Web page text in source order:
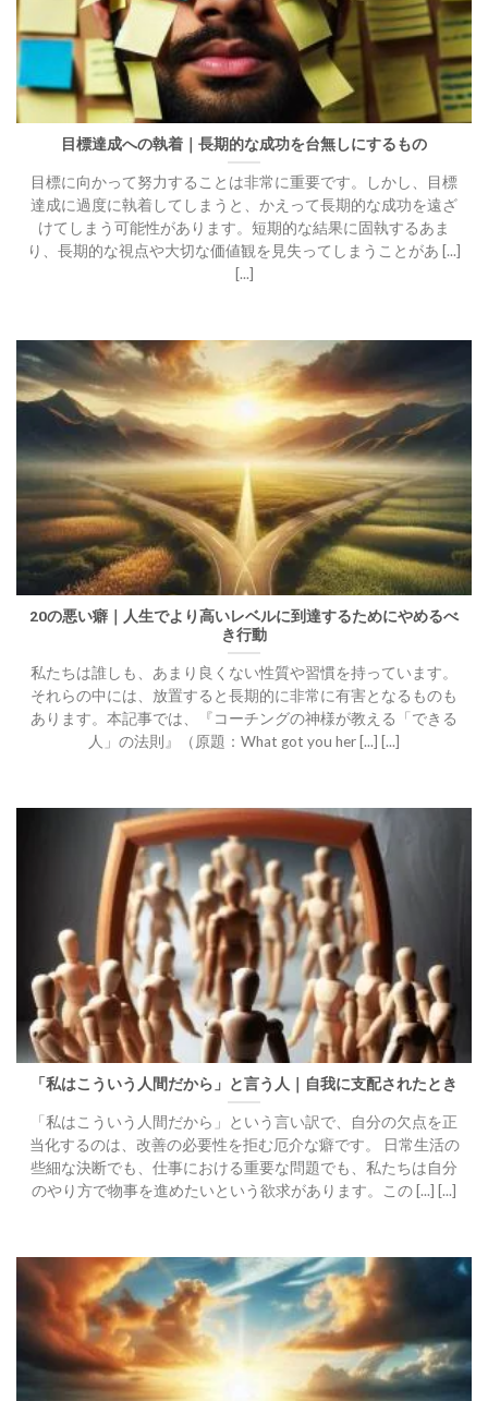
目標達成への執着｜長期的な成功を台無しにするもの
目標に向かって努力することは非常に重要です。しかし、目標
達成に過度に執着してしまうと、かえって長期的な成功を遠ざ
けてしまう可能性があります。短期的な結果に固執するあま
り、長期的な視点や大切な価値観を見失ってしまうことがあ [...]
[...]
20の悪い癖｜人生でより高いレベルに到達するためにやめるべ
き行動
私たちは誰しも、あまり良くない性質や習慣を持っています。
それらの中には、放置すると長期的に非常に有害となるものも
あります。本記事では、『コーチングの神様が教える「できる
人」の法則』（原題：What got you her [...] [...]
「私はこういう人間だから」と言う人｜自我に支配されたとき
「私はこういう人間だから」という言い訳で、自分の欠点を正
当化するのは、改善の必要性を拒む厄介な癖です。 日常生活の
些細な決断でも、仕事における重要な問題でも、私たちは自分
のやり方で物事を進めたいという欲求があります。この [...] [...]